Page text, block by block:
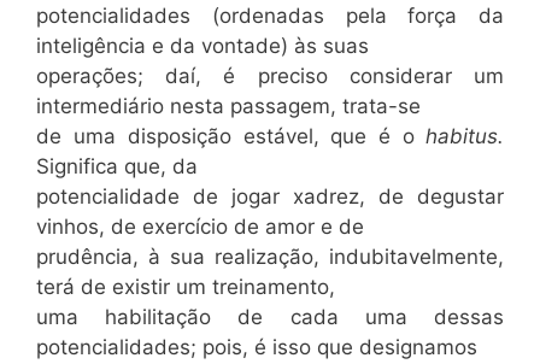
potencialidades (ordenadas pela força da
inteligência e da vontade) às suas
operações; daí, é preciso considerar um
intermediário nesta passagem, trata-se
de uma disposição estável, que é o habitus.
Significa que, da
potencialidade de jogar xadrez, de degustar
vinhos, de exercício de amor e de
prudência, à sua realização, indubitavelmente,
terá de existir um treinamento,
uma habilitação de cada uma dessas
potencialidades; pois, é isso que designamos